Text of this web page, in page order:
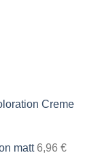
Creme
matt 6,96 €